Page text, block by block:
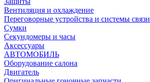
Вентиляция и охлаждение
Переговорные устройства и системы связи
Сумки
Секундомеры и часы
Аксессуары
АВТОМОБИЛЬ
Оборудование салона
Двигатель